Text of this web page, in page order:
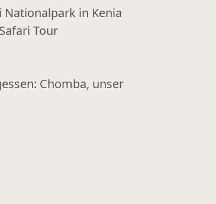
Chomba, unser